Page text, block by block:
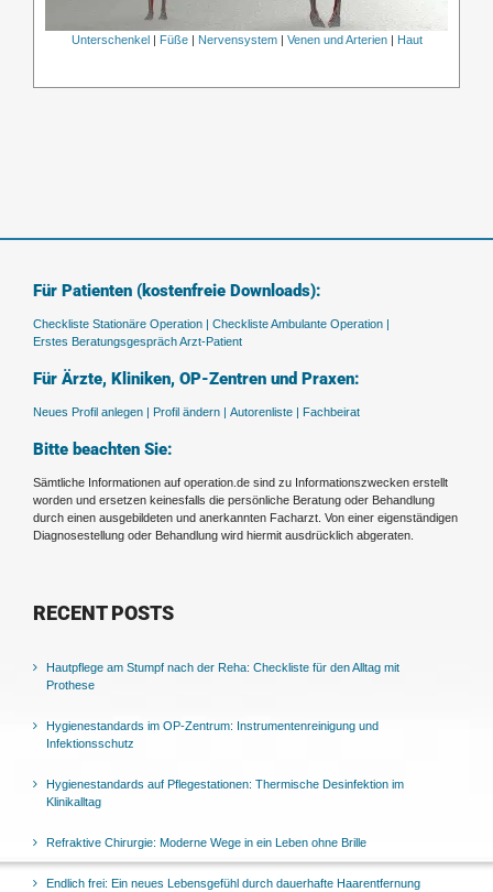
Unterschenkel Füße| Nervensystem| Venen und Arterien| Haut
Für Patienten (kostenfreie Downloads):
Checkliste Stationäre Operation | Checkliste Ambulante Operation |
Erstes Beratungsgespräch Arzt-Patient
Für Ärzte, Kliniken, OP-Zentren und Praxen:
Neues Profil anlegen | Profil ändern | Autorenliste | Fachbeirat
Bitte beachten Sie:
Sämtliche Informationen auf operation.de sind zu Informationszwecken erstellt
worden und ersetzen keinesfalls die persönliche Beratung oder Behandlung
durch einen ausgebildeten und anerkannten Facharzt. Von einer eigenständigen
Diagnosestellung oder Behandlung wird hiermit ausdrücklich abgeraten.
RECENT POSTS
Hautpflege am Stumpf nach der Reha: Checkliste für den Alltag mit
Prothese
Hygienestandards im OP-Zentrum: Instrumentenreinigung und
Infektionsschutz
Hygienestandards auf Pflegestationen: Thermische Desinfektion im
Klinikalltag
Refraktive Chirurgie: Moderne Wege in ein Leben ohne Brille
Endlich frei: Ein neues Lebensgefühl durch dauerhafte Haarentfernung